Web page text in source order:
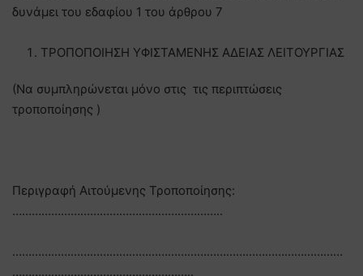
δυνάμει του εδαφίου 1 του άρθρου 7
TΡΟΠΟΠΟΙΗΣΗ ΥΦΙΣΤΑΜΕΝΗΣ ΑΔΕΙΑΣ ΛΕΙΤΟΥΡΓΙΑΣ
(Να συμπληρώνεται μόνο στις τις περιπτώσεις
τροποποίησης )
Περιγραφή Αιτούμενης Τροποποίησης:
………………………………………………………..
…………………………………………………………………………………………
………………………………………………..